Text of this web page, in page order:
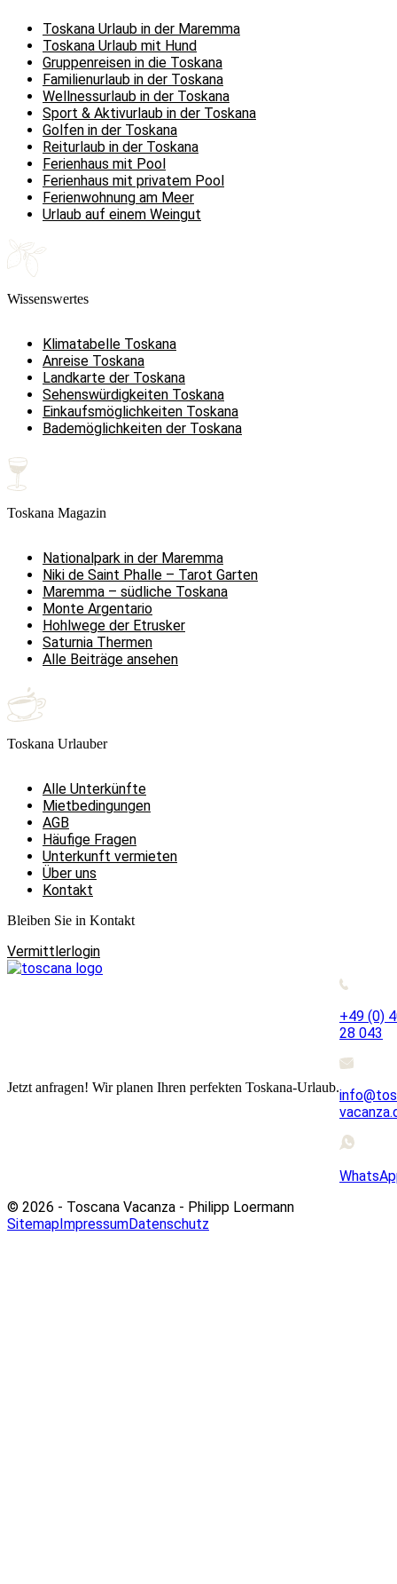
Toskana Urlaub in der Maremma
Toskana Urlaub mit Hund
Gruppenreisen in die Toskana
Familienurlaub in der Toskana
Wellnessurlaub in der Toskana
Sport & Aktivurlaub in der Toskana
Golfen in der Toskana
Reiturlaub in der Toskana
Ferienhaus mit Pool
Ferienhaus mit privatem Pool
Ferienwohnung am Meer
Urlaub auf einem Weingut
Wissenswertes
Klimatabelle Toskana
Anreise Toskana
Landkarte der Toskana
Sehenswürdigkeiten Toskana
Einkaufsmöglichkeiten Toskana
Bademöglichkeiten der Toskana
Toskana Magazin
Nationalpark in der Maremma
Niki de Saint Phalle – Tarot Garten
Maremma – südliche Toskana
Monte Argentario
Hohlwege der Etrusker
Saturnia Thermen
Alle Beiträge ansehen
Toskana Urlauber
Alle Unterkünfte
Mietbedingungen
AGB
Häufige Fragen
Unterkunft vermieten
Über uns
Kontakt
Bleiben Sie in Kontakt
Vermittlerlogin
Jetzt anfragen! Wir planen Ihren perfekten Toskana-Urlaub.
+49 (0)
28 043
© 2026 - Toscana Vacanza - Philipp Loermann
SitemapImpressumDatenschutz